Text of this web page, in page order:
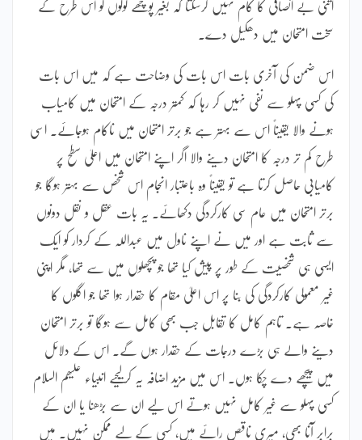
اتنی بے انصافی کا کام نہیں کرسکتا کہ بغیر پوچھے لوگوں کو اس طرح کے
سخت امتحان میں دھکیل دے۔
اس ضمن کی آخری بات اس بات کی وضاحت ہے کہ میں اس بات
کی کسی پہلو سے نفی نہیں کر رہا کہ کمتر درجہ کے امتحان میں کامیاب
ہونے والا یقیناً اس سے بہتر ہے جو برتر امتحان میں ناکام ہوجائے۔ اسی
طرح کم تر درجہ کا امتحان دینے والا اگر اپنے امتحان میں اعلیٰ سطح پر
کامیابی حاصل کرتا ہے تو یقیناً وہ باعتبار انجام اس شخص سے بہتر ہوگا جو
برتر امتحان میں عام سی کارکردگی دکھائے۔ یہ بات عقل و نقل دونوں
سے ثابت ہے اور میں نے اپنے ناول میں عبداللہ کے کردار کو ایک
ایسی ہی شخصیت کے طور پر پیش کیا تھا جو پچھلوں میں سے تھا، مگر اپنی
غیر معمولی کارکردگی کی بنا پر اس اعلیٰ مقام کا حقدار ہوا تھا جو اگلوں کا
خاصہ ہے۔ تاہم کامل کا تقابل جب بھی کامل سے ہوگا تو برتر امتحان
دینے والے ہی بڑے درجات کے حقدار ہوں گے۔ اس کے دلائل
میں پیچھے دے چکا ہوں۔ اس میں مزید اضافہ یہ کرلیجیے انبیاء علیھم السلام
کسی پہلو سے غیر کامل نہیں ہوتے اس لیے ان سے بڑھنا یا ان کے
برابر آنا بھی، میری ناقص رائے میں، کسی کے لیے ممکن نہیں۔ میں